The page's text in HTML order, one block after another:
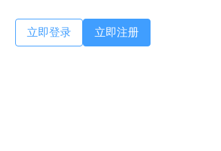
立即登录 立即注册